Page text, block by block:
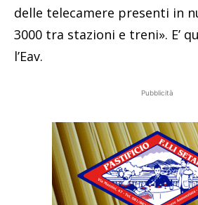
delle telecamere presenti in
3000 tra stazioni e treni». E’
l’Eav.
Pubblicità